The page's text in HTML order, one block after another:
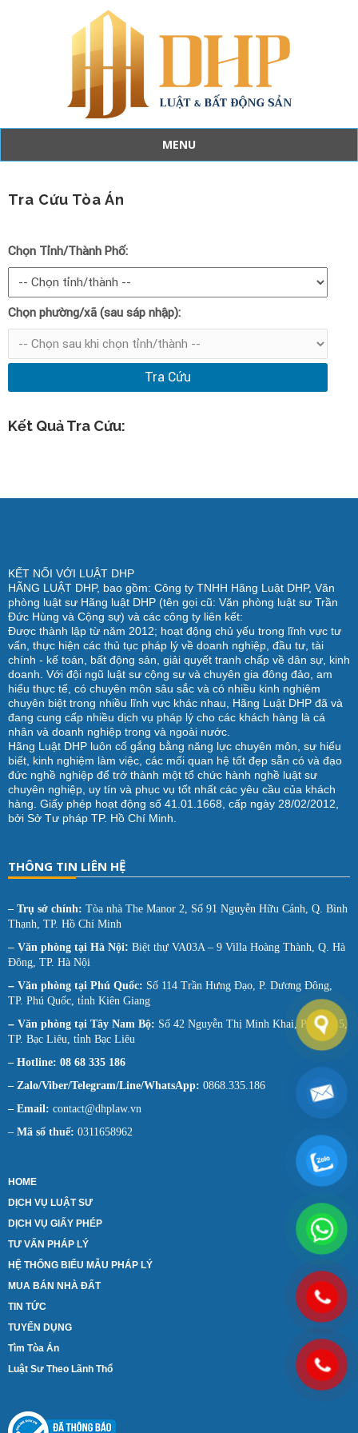
MENU
content
Tra Cứu Tòa Án
Chọn Tỉnh/Thành Phố:
Chọn phường/xã (sau sáp nhập):
Tra Cứu
Kết Quả Tra Cứu:
KẾT NỐI VỚI LUẬT DHP
HÃNG LUẬT DHP, bao gồm: Công ty TNHH Hãng Luật DHP, Văn
phòng luật sư Hãng luật DHP (tên gọi cũ: Văn phòng luật sư Trần
Đức Hùng và Cộng sự) và các công ty liên kết:
Được thành lập từ năm 2012; hoạt động chủ yếu trong lĩnh vực tư
vấn, thực hiện các thủ tục pháp lý về doanh nghiệp, đầu tư, tài
chính - kế toán, bất động sản, giải quyết tranh chấp về dân sự, kinh
doanh. Với đội ngũ luật sư cộng sự và chuyên gia đông đảo, am
hiểu thực tế, có chuyên môn sâu sắc và có nhiều kinh nghiệm
chuyên biệt trong nhiều lĩnh vực khác nhau, Hãng Luật DHP đã và
đang cung cấp nhiều dịch vụ pháp lý cho các khách hàng là cá
nhân và doanh nghiệp trong và ngoài nước.
Hãng Luật DHP luôn cố gắng bằng năng lực chuyên môn, sự hiểu
biết, kinh nghiệm làm việc, các mối quan hệ tốt đẹp sẵn có và đạo
đức nghề nghiệp để trở thành một tổ chức hành nghề luật sư
chuyên nghiệp, uy tín và phục vụ tốt nhất các yêu cầu của khách
hàng. Giấy phép hoạt động số 41.01.1668, cấp ngày 28/02/2012,
bởi Sở Tư pháp TP. Hồ Chí Minh.
THÔNG TIN LIÊN HỆ
– Trụ sở chính: Tòa nhà The Manor 2, Số 91 Nguyễn Hữu Cảnh, Q. Bình
Thạnh, TP. Hồ Chí Minh
– Văn phòng tại Hà Nội: Biệt thự VA03A – 9 Villa Hoàng Thành, Q. Hà
Đông, TP. Hà Nội
– Văn phòng tại Phú Quốc: Số 114 Trần Hưng Đạo, P. Dương Đông,
TP. Phú Quốc, tỉnh Kiên Giang
– Văn phòng tại Tây Nam Bộ: Số 42 Nguyễn Thị Minh Khai, Phường 5,
TP. Bạc Liêu, tỉnh Bạc Liêu
– Hotline: 08 68 335 186
– Zalo/Viber/Telegram/Line/WhatsApp: 0868.335.186
– Email: contact@dhplaw.vn
– Mã số thuế: 0311658962
HOME
DỊCH VỤ LUẬT SƯ
DỊCH VỤ GIẤY PHÉP
TƯ VẤN PHÁP LÝ
HỆ THỐNG BIỂU MẪU PHÁP LÝ
MUA BÁN NHÀ ĐẤT
TIN TỨC
TUYỂN DỤNG
Tìm Tòa Án
Luật Sư Theo Lãnh Thổ